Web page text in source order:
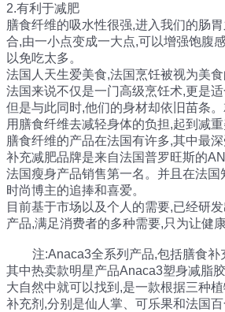
2.有利于减肥
膳食纤维的吸水性很强,进入我们的肠
合,由一小点变成一大点,可以增强饱腹
以免吃太多。
法国人天生爱美食,法国烹饪被视为美
法国来说不仅是一门高级烹饪术,更是适
但是与此同时,他们的身材却依旧苗条
用膳食纤维去减轻身体的负担,起到减重
膳食纤维的产品在法国有许多,其中最
补充减肥品牌是来自法国普罗旺斯的
法国瘦身产品销售第一名。并且在法国
时尚博主的追捧和喜爱。
目前基于市场以及个人的需要,已经研
产品,满足消费者的多种需要,只为让健
注:Anaca3全系列产品,包括膳食补
其中热卖款明星产品Anaca3塑身减脂
大自然中就可以找到,是一款根据三种
补充剂,分别是仙人掌、可乐果和法国